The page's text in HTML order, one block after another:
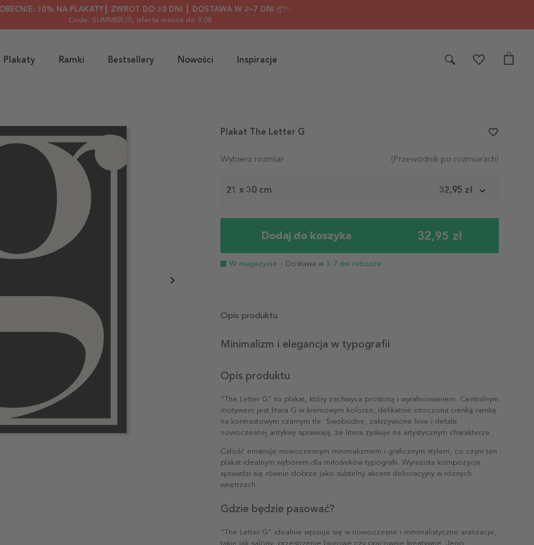
30% NA PLAKATY┃ ZWROT DO 30 DNI ┃ DOSTAWA W 2–7 DNI 📦✨
Code: SUMMER30, oferta ważna do 9.08
Plakaty Ramki Bestsellery Nowości Inspiracje
Wybierz rozmiar (Przewodnik po rozmiarach)
21 x 30 cm 32,95 zł
Dodaj do koszyka 32,95 zł
W magazynie - Dostawa w 3-7 dni robocze
Plakat The Letter G favorite_border
Opis produktu
Minimalizm i elegancja w typografii
Opis produktu
"The Letter G" to plakat, który zachwyca prostotą i wyrafinowaniem. Centralnym
motywem jest litera G w kremowym kolorze, delikatnie otoczona cienką ramką
na kontrastowym czarnym tle. Swobodne, zakrzywione linie i detale
nowoczesnej antykwy sprawiają, że litera zyskuje na artystycznym charakterze.
Całość emanuje nowoczesnym minimalizmem i graficznym stylem, co czyni ten
plakat idealnym wyborem dla miłośników typografii. Wyrazista kompozycja
sprawdzi się równie dobrze jako subtelny akcent dekoracyjny w różnych
wnętrzach.
Gdzie będzie pasować?
"The Letter G" idealnie wpisuje się w nowoczesne i minimalistyczne aranżacje,